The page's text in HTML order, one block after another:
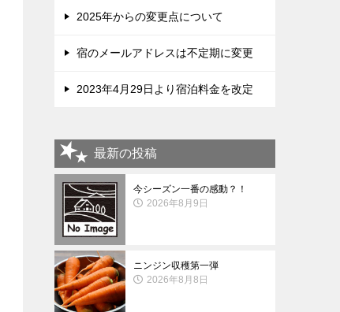
2025年からの変更点について
宿のメールアドレスは不定期に変更
2023年4月29日より宿泊料金を改定
最新の投稿
今シーズン一番の感動？！
2026年8月9日
ニンジン収穫第一弾
2026年8月8日